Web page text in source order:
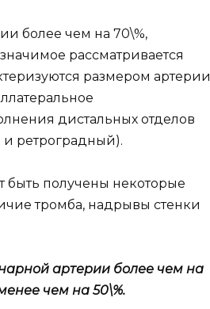
более чем на 70\%,
рассматривается
размером артерии
дистальных отделов
ретроградный).
быть получены некоторые
тромба, надрывы стенки
артерии более чем на
чем на 50\%.